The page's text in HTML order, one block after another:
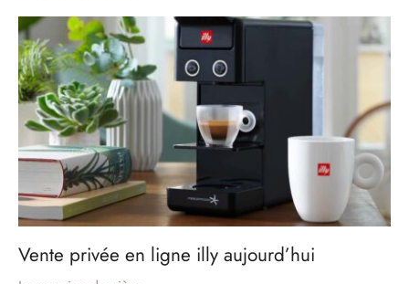
Vente privée en ligne illy aujourd’hui